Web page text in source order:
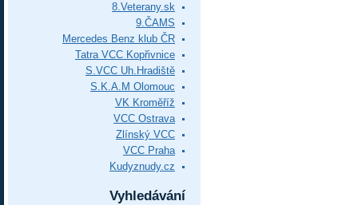
8.Veterany.sk
9.ČAMS
Mercedes Benz klub ČR
Tatra VCC Kopřivnice
S.VCC Uh.Hradiště
S.K.A.M Olomouc
VK Kroměříž
VCC Ostrava
Zlínský VCC
VCC Praha
Kudyznudy.cz
Vyhledávání